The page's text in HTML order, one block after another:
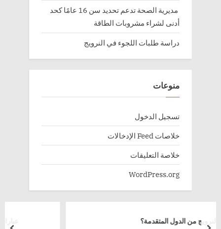
مديرية الصحة تدعم تحديد سن 16 عامًا كحد
أدنى لشراء مشروبات الطاقة
دراسة طلبات اللجوء في النرويج
منوعات
تسجيل الدخول
خلاصات Feed الإدخالات
خلاصة التعليقات
WordPress.org